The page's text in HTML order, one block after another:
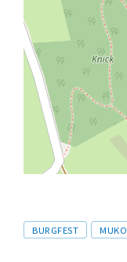
Tags
BURGFEST MUKO